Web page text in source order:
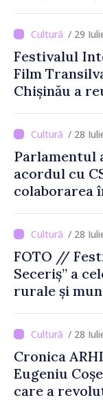
/ 29
Festivalul
Film
Chișinău a
de-a șasea
/ 28
Parlamentul
acordul cu
colaborarea
/ 28
FOTO //
Seceriș” a
rurale și
/ 28
Cronica
Eugeniu
care a